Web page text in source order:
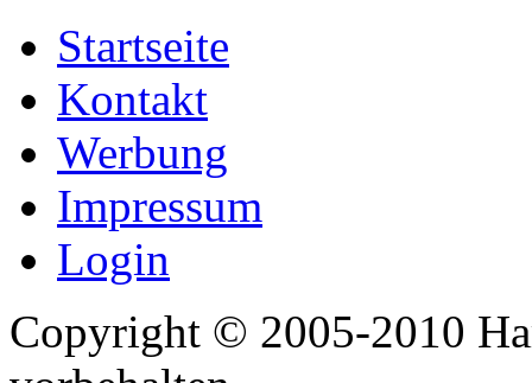
Startseite
Kontakt
Werbung
Impressum
Login
Copyright © 2005-2010